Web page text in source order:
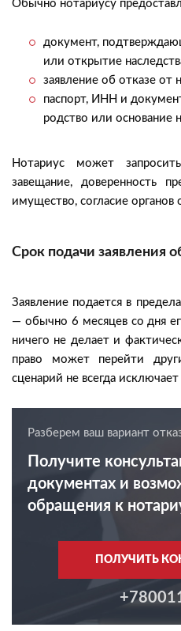
Обычно нотариусу
документ,
или открытие
заявление об отказе от
паспорт, ИНН и
родство или основание
Нотариус может
завещание, доверенность
имущество, согласие
Срок подачи заявления
Заявление подается в
— обычно 6 месяцев со дня
ничего не делает и
право может перейти
сценарий не всегда
Разберем ваш вариант
Получите
документах и
обращения к
ПОЛУЧИТЬ